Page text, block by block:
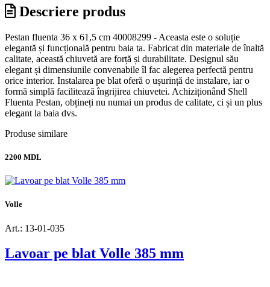
Descriere produs
Pestan fluenta 36 x 61,5 cm 40008299 - Aceasta este o soluție
elegantă și funcțională pentru baia ta. Fabricat din materiale de înaltă
calitate, această chiuvetă are forță și durabilitate. Designul său
elegant și dimensiunile convenabile îl fac alegerea perfectă pentru
orice interior. Instalarea pe blat oferă o ușurință de instalare, iar o
formă simplă facilitează îngrijirea chiuvetei. Achiziționând Shell
Fluenta Pestan, obțineți nu numai un produs de calitate, ci și un plus
elegant la baia dvs.
Produse similare
2200 MDL
Volle
Art.: 13-01-035
Lavoar pe blat Volle 385 mm